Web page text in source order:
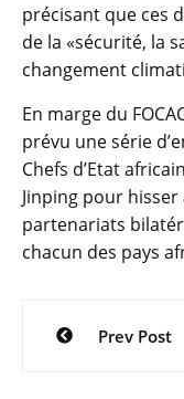
précisant que ces
de la «sécurité, la
changement
En marge du
prévu une série
Chefs d’Etat
Jinping pour
partenariats
chacun des pays
Navigation
Prev Post